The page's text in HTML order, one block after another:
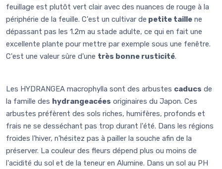
feuillage est plutôt vert clair avec des nuances de rouge à la
périphérie de la feuille. C'est un cultivar de petite taille ne
dépassant pas les 1.2m au stade adulte, ce qui en fait une
excellente plante pour mettre par exemple sous une fenêtre.
C'est une valeur sûre d'une très bonne rusticité.
Les HYDRANGEA macrophylla sont des arbustes caducs de
la famille des hydrangeacées originaires du Japon. Ces
arbustes préfèrent des sols riches, humifères, profonds et
frais ne se desséchant pas trop durant l'été. Dans les régions
froides l'hiver, n'hésitez pas à pailler la souche afin de la
préserver. La couleur des fleurs dépend plus ou moins de
l'acidité du sol et de la teneur en Alumine. Dans un sol au PH